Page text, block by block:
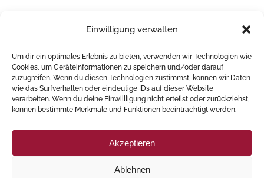
Einwilligung verwalten
Um dir ein optimales Erlebnis zu bieten, verwenden wir Technologien wie
Cookies, um Geräteinformationen zu speichern und/oder darauf
zuzugreifen. Wenn du diesen Technologien zustimmst, können wir Daten
wie das Surfverhalten oder eindeutige IDs auf dieser Website
verarbeiten. Wenn du deine Einwillligung nicht erteilst oder zurückziehst,
können bestimmte Merkmale und Funktionen beeinträchtigt werden.
Akzeptieren
Ablehnen
commodo mi pellentesque.
Curabitur magna nunc, congue sit amet scelerisque id,
dictum tristique nulla. Nulla sagittis eget tortor ac
aliquam. Quisque auctor, erat at tincidunt egestas, justo
dui scelerisque est, in porta libero lacus ac ex. Cum
sociis natoque penatibus et magnis dis parturient
montes, nascetur ridiculus mus.